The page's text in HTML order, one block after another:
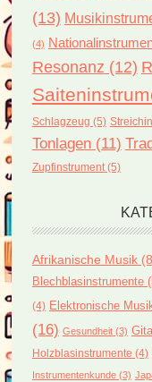
(13)
(4)
Resonanz (12)
Schlagzeug (5)
Tonlagen(11)
Zupfinstrument(5)
Afrikanische Musik
Blechblasinstrumente
(4) Elektronische
(16) Gesundheit(3)
Holzblasinstrumente (4)
Instrumentenkunde(3)